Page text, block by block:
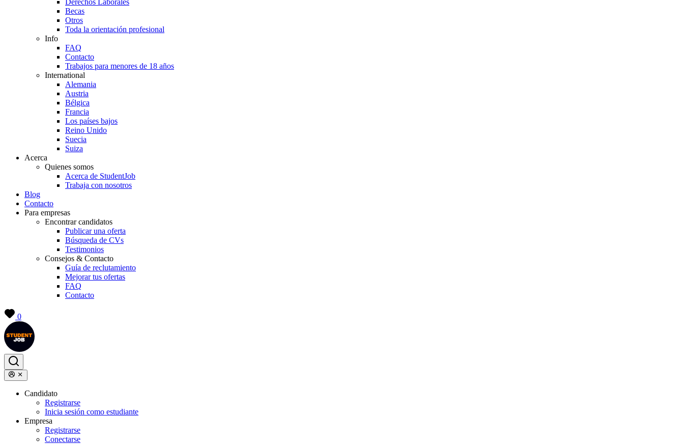
Derechos Laborales
Becas
Otros
Toda la orientación profesional
Info
FAQ
Contacto
Trabajos para menores de 18 años
International
Alemania
Austria
Bélgica
Francia
Los países bajos
Reino Unido
Suecia
Suiza
Acerca
Quienes somos
Acerca de StudentJob
Trabaja con nosotros
Blog
Contacto
Para empresas
Encontrar candidatos
Publicar una oferta
Búsqueda de CVs
Testimonios
Consejos & Contacto
Guía de reclutamiento
Mejorar tus ofertas
FAQ
Contacto
0
Candidato
Registrarse
Inicia sesión como estudiante
Empresa
Registrarse
Conectarse